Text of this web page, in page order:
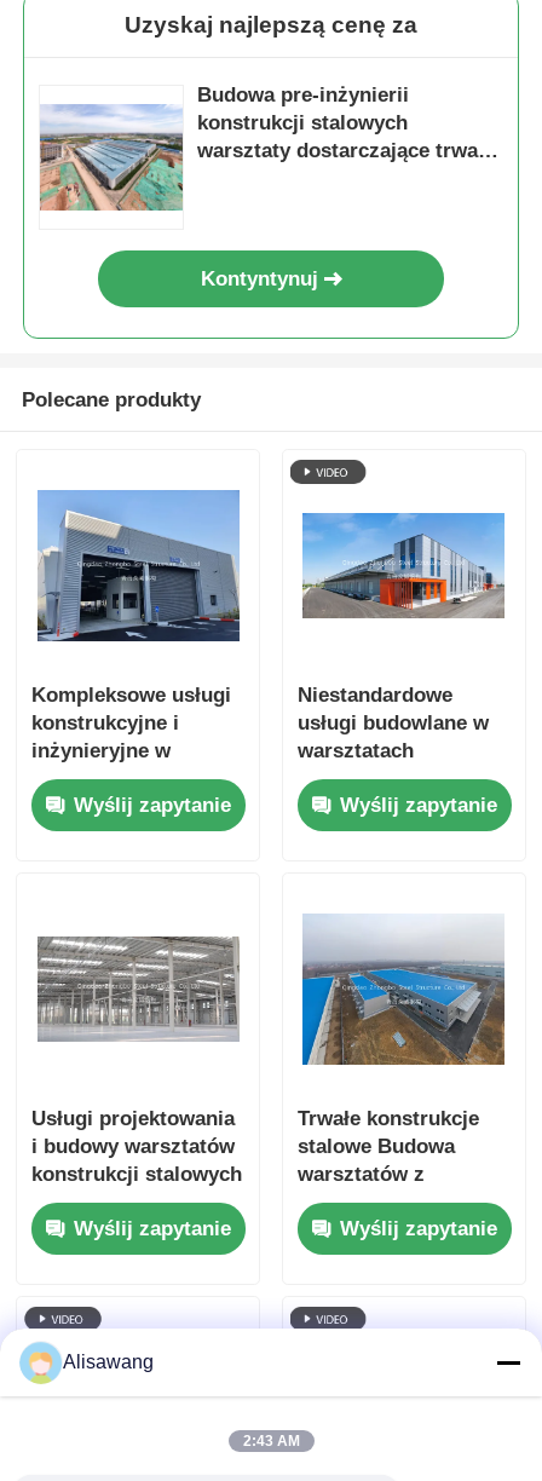
Uzyskaj najlepszą cenę za
Budowa pre-inżynierii
konstrukcji stalowych
warsztaty dostarczające trwałe
Kontyntynuj
Polecane produkty
Kompleksowe usługi
konstrukcyjne i
inżynieryjne w
zakresie konstrukcji
stalowych
zapewniające sukces
Wyślij zapytanie
Niestandardowe
usługi budowlane w
warsztatach
konstrukcji
stalowych,
zapewniające
projekty stalowe do
trwałego i
przemysłowego
wykorzystania
przestrzeni
Wyślij zapytanie
Usługi projektowania
i budowy warsztatów
konstrukcji stalowych
do różnych
zastosowań
przemysłowych
Wyślij zapytanie
Trwałe konstrukcje
stalowe Budowa
warsztatów z
dostosowalnymi
rozwiązaniami
stalowymi w celu
efektywności
Wyślij zapytanie
Alisawang
2:43 AM